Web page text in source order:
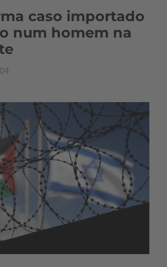
caso importado
num homem na